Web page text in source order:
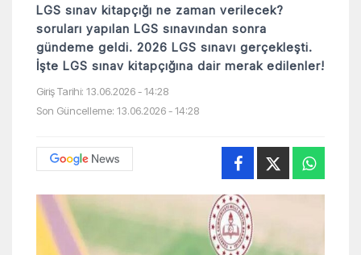
LGS sınav kitapçığı ne zaman verilecek?
soruları yapılan LGS sınavından sonra
gündeme geldi. 2026 LGS sınavı gerçekleşti.
İşte LGS sınav kitapçığına dair merak edilenler!
Giriş Tarihi: 13.06.2026 - 14:28
Son Güncelleme: 13.06.2026 - 14:28